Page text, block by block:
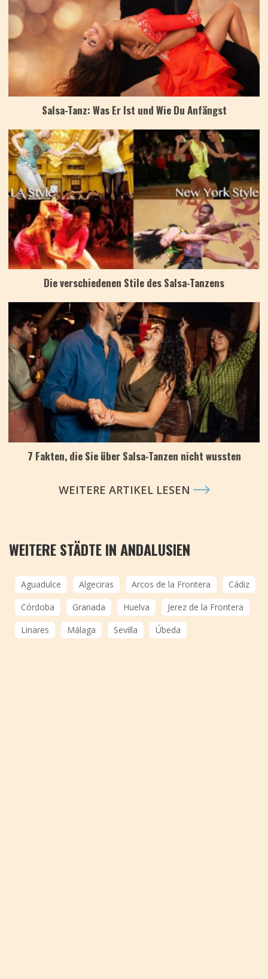
Salsa-Tanz: Was Er Ist und Wie Du Anfängst
Die verschiedenen Stile des Salsa-Tanzens
7 Fakten, die Sie über Salsa-Tanzen nicht wussten
WEITERE ARTIKEL LESEN
WEITERE STÄDTE IN ANDALUSIEN
Aguadulce Algeciras Arcos de la Frontera
Cádiz
Córdoba
Granada Huelva
Jerez de la Frontera
Linares
Málaga Sevilla Úbeda